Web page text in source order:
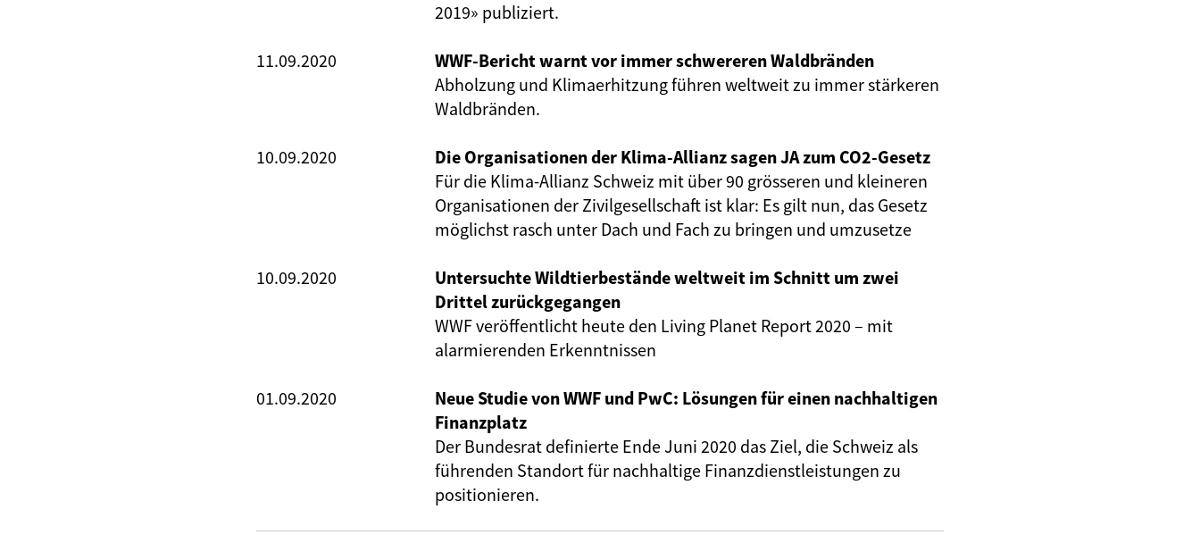
2019» publiziert.
11.09.2020
WWF-Bericht warnt vor immer schwereren Waldbränden
Abholzung und Klimaerhitzung führen weltweit zu immer stärkeren
Waldbränden.
10.09.2020
Die Organisationen der Klima-Allianz sagen JA zum CO2-Gesetz
Für die Klima-Allianz Schweiz mit über 90 grösseren und kleineren
Organisationen der Zivilgesellschaft ist klar: Es gilt nun, das Gesetz
möglichst rasch unter Dach und Fach zu bringen und umzusetze
10.09.2020
Untersuchte Wildtierbestände weltweit im Schnitt um zwei
Drittel zurückgegangen
WWF veröffentlicht heute den Living Planet Report 2020 – mit
alarmierenden Erkenntnissen
01.09.2020
Neue Studie von WWF und PwC: Lösungen für einen nachhaltigen
Finanzplatz
Der Bundesrat definierte Ende Juni 2020 das Ziel, die Schweiz als
führenden Standort für nachhaltige Finanzdienstleistungen zu
positionieren.